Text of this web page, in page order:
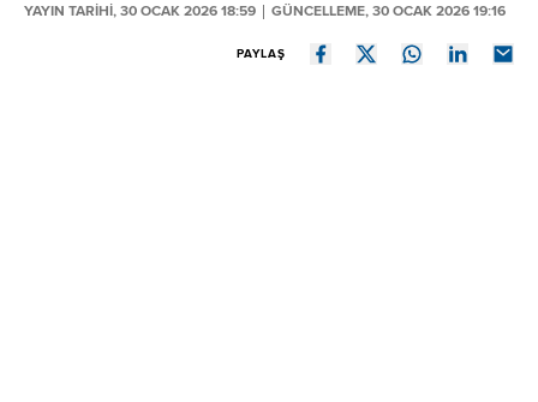
YAYIN TARİHİ, 30 OCAK 2026 18:59 GÜNCELLEME, 30 OCAK 2026 19:16
PAYLAŞ